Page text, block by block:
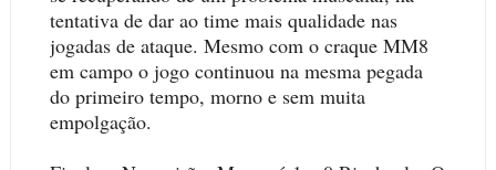
tentativa de dar ao time mais qualidade nas
jogadas de ataque. Mesmo com o craque MM8
em campo o jogo continuou na mesma pegada
do primeiro tempo, morno e sem muita
empolgação.